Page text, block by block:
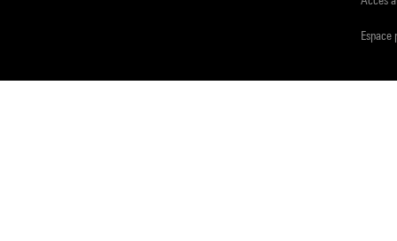
Espace